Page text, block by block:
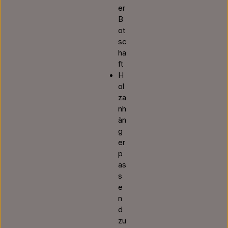
er
B
ot
sc
ha
ft
H
ol
za
nh
än
g
er
p
as
s
e
n
d
zu